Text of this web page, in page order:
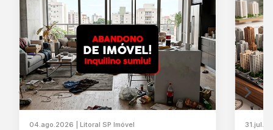
04.ago.2026 | Litoral SP Imóvel